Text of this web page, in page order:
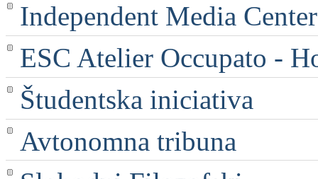
Independent Media
ESC Atelier Occupato -
Študentska iniciativa
Avtonomna tribuna